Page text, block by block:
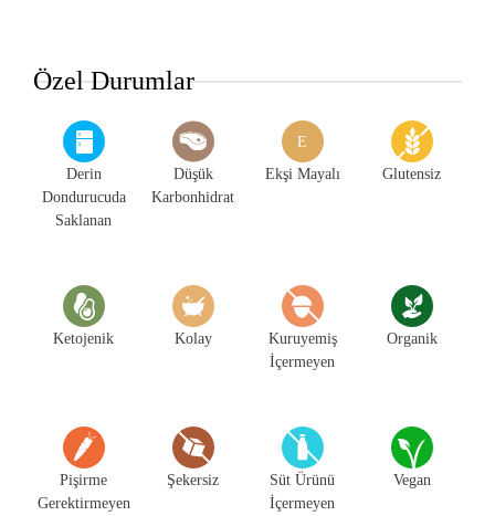
Özel Durumlar
Derin
Dondurucuda
Saklanan
Düşük
Karbonhidrat
E
Ekşi Mayalı Glutensiz
Ketojenik Kolay
Kuruyemiş
İçermeyen
Organik
Pişirme
Gerektirmeyen
Şekersiz
Süt Ürünü
İçermeyen
Vegan